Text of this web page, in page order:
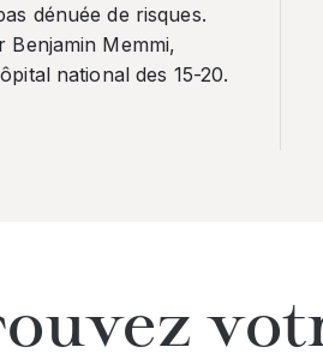
dénuée de risques.
Benjamin Memmi,
national des 15-20.